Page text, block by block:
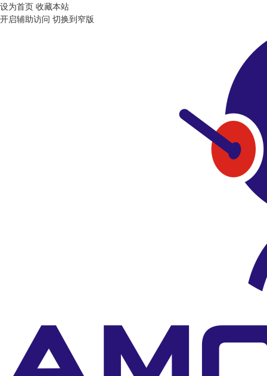
设为首页 收藏本站
开启辅助访问 切换到窄版